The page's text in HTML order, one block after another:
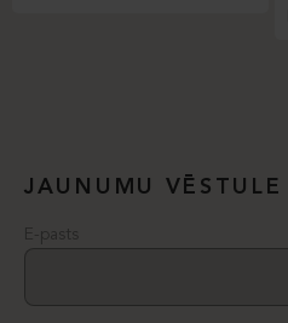
JAUNUMU VĒSTULE
E-pasts